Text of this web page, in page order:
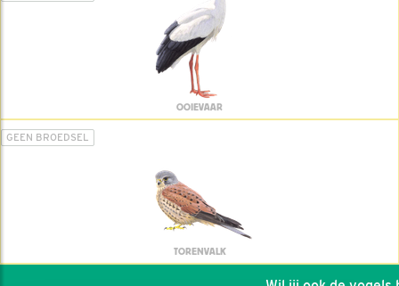
OOIEVAAR
GEEN BROEDSEL
TORENVALK